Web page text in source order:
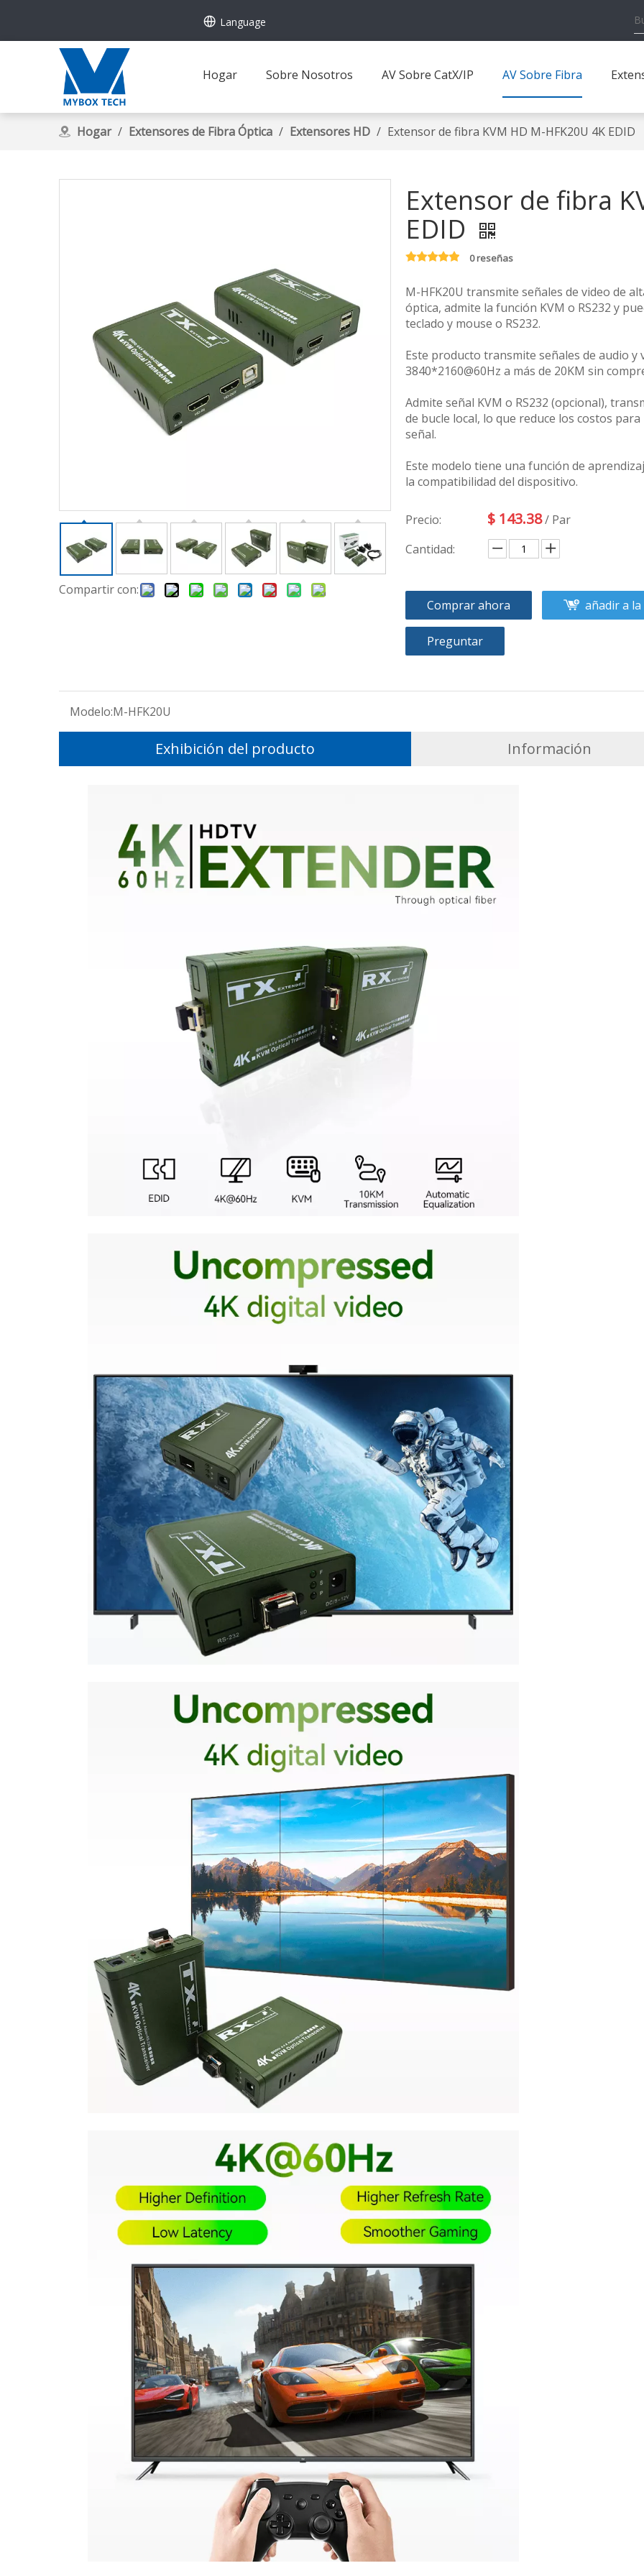
Language
Hogar Sobre Nosotros AV Sobre CatX/IP AV Sobre Fibra
Hogar / Extensores de Fibra Óptica / Extensores HD / Extensor de fibra KVM HD M-HFK20U 4K EDID
Compartir con:
Extensor de fibra
EDID
0 reseñas
M-HFK20U transmite señales de video de
óptica, admite la función KVM o RS232 y
teclado y mouse o RS232.
Este producto transmite señales de audio
3840*2160@60Hz a más de 20KM sin
Admite señal KVM o RS232 (opcional),
de bucle local, lo que reduce los costos
señal.
Este modelo tiene una función de
la compatibilidad del dispositivo.
Precio: $ 143.38/ Par
Cantidad:
Comprar ahora añadir a la
Preguntar
Modelo:M-HFK20U
Exhibición del producto Información